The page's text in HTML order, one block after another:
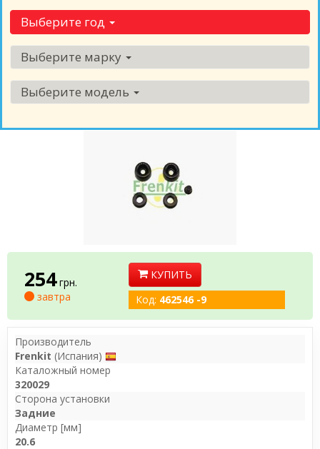
Выберите год
Выберите марку
Выберите модель
254 грн.
завтра
КУПИТЬ
Код: 462546 -9
Производитель
Frenkit (Испания)
Каталожный номер
320029
Сторона установки
Задние
Диаметр [мм]
20.6